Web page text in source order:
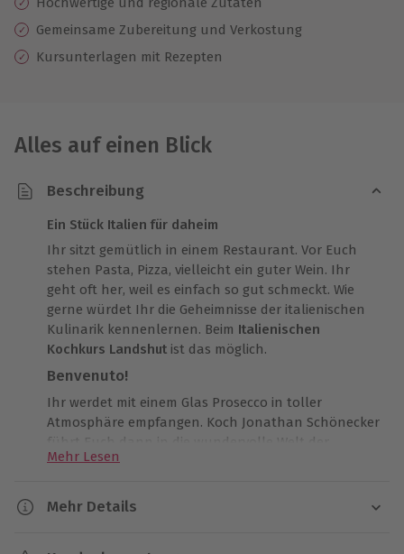
Gemeinsame Zubereitung und Verkostung
Kursunterlagen mit Rezepten
Alles auf einen Blick
Beschreibung
Ein Stück Italien für daheim
Ihr sitzt gemütlich in einem Restaurant. Vor Euch
stehen Pasta, Pizza, vielleicht ein guter Wein. Ihr
geht oft her, weil es einfach so gut schmeckt. Wie
gerne würdet Ihr die Geheimnisse der italienischen
Kulinarik kennenlernen. Beim Italienischen
Kochkurs Landshut ist das möglich.
Benvenuto!
Ihr werdet mit einem Glas Prosecco in toller
Atmosphäre empfangen. Koch Jonathan Schönecker
führt Euch dann in die wundervolle Welt der
italienischen Küche ein. Schritt für Schritt zeigt er
mediterranen Flair
zaubern könnt. Dabei bereitet Ihr
Mehr Lesen
Mehr Details